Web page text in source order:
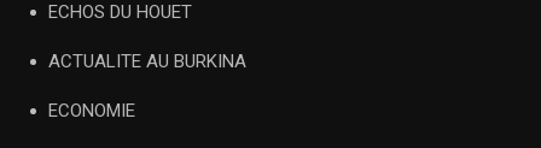
ECHOS DU HOUET
ACTUALITE AU BURKINA
ECONOMIE